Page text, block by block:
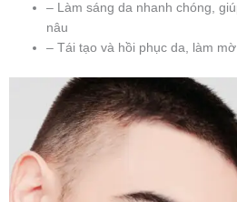
– Làm sáng da nhanh chóng,
nâu
– Tái tạo và hồi phục da, làm